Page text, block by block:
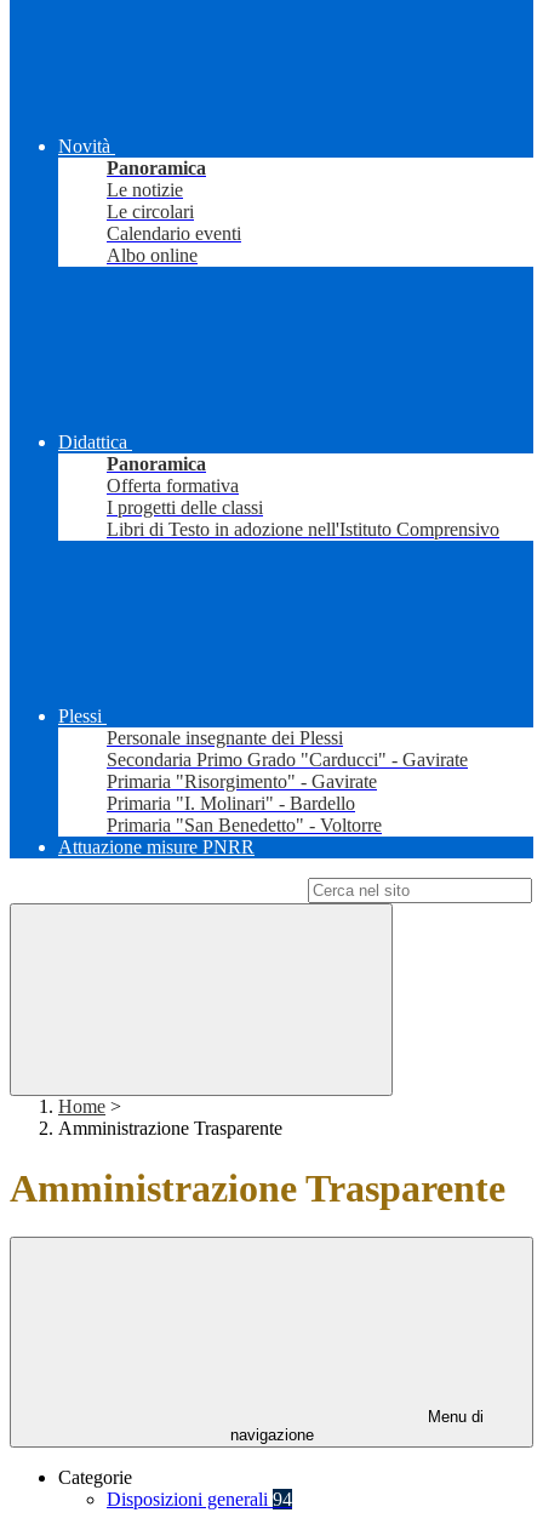
Novità
Panoramica
Le notizie
Le circolari
Calendario eventi
Albo online
Didattica
Panoramica
Offerta formativa
I progetti delle classi
Libri di Testo in adozione nell'Istituto Comprensivo
Plessi
Personale insegnante dei Plessi
Secondaria Primo Grado "Carducci" - Gavirate
Primaria "Risorgimento" - Gavirate
Primaria "I. Molinari" - Bardello
Primaria "San Benedetto" - Voltorre
Attuazione misure PNRR
Home >
Amministrazione Trasparente
Amministrazione Trasparente
Menu di
navigazione
Categorie
Disposizioni generali 94